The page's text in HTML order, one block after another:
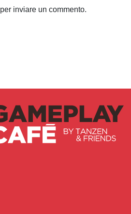
per inviare un commento.